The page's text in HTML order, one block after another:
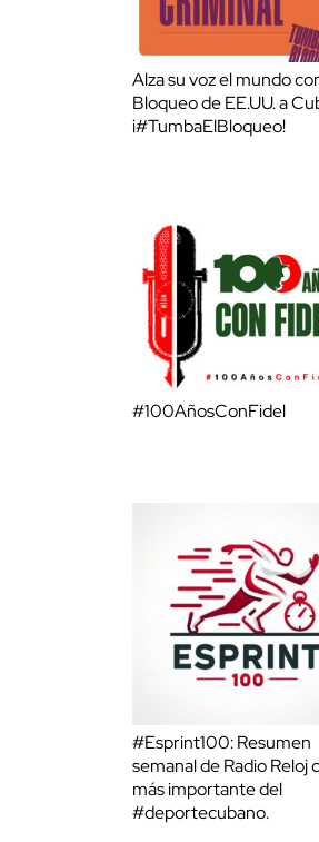
Alza su voz el mundo
Bloqueo de EE.UU. a
¡#TumbaElBloqueo!
#100AñosConFidel
#Esprint100: Resumen
semanal de Radio Reloj
más importante del
#deportecubano.